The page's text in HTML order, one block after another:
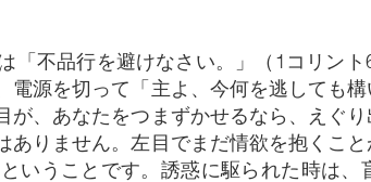
不品行を避けなさい。」（1コリン
源を切って「主よ、今何を逃しても
、あなたをつまずかせるなら、えぐ
りません。左目でまだ情欲を抱くこ
いうことです。誘惑に駆られた時は、